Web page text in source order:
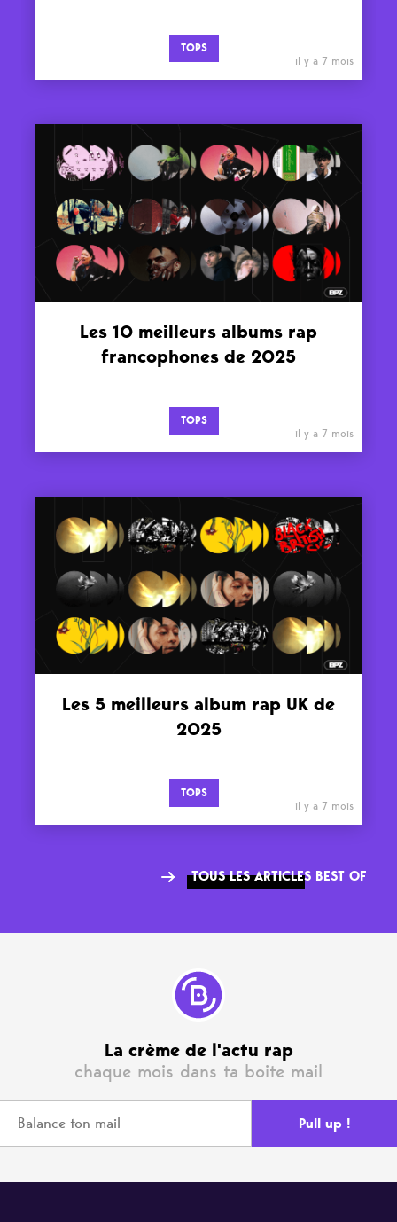
TOPS
il y a 7 mois
Les 10 meilleurs albums rap
francophones de 2025
TOPS
il y a 7 mois
Les 5 meilleurs album rap UK de
2025
TOPS
il y a 7 mois
TOUS LES ARTICLES BEST OF
La crème de l'actu rap
chaque mois dans ta boite mail